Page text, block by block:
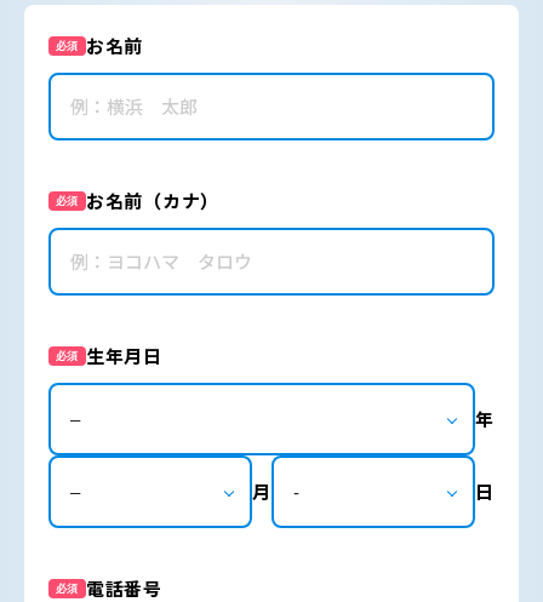
必須 お名前
必須 お名前（カナ）
必須 生年月日
年
月 日
必須 電話番号